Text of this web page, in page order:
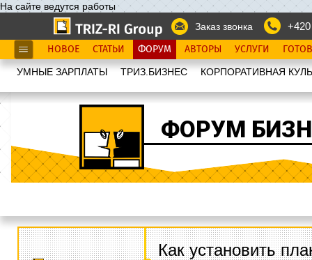
На сайте ведутся работы
Заказ звонка
НОВОЕ СТАТЬИ ФОРУМ АВТОРЫ УСЛУГИ
УМНЫЕ ЗАРПЛАТЫ ТРИЗ.БИЗНЕС КОРПОРАТИВНАЯ
ФОРУМ
Как установить